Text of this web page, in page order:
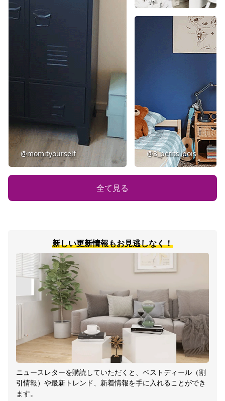
@momityourself @3_petits_pois
全て見る
新しい更新情報もお見逃しなく！
ニュースレターを購読していただくと、ベストディール（割
引情報）や最新トレンド、新着情報を手に入れることができ
ます。